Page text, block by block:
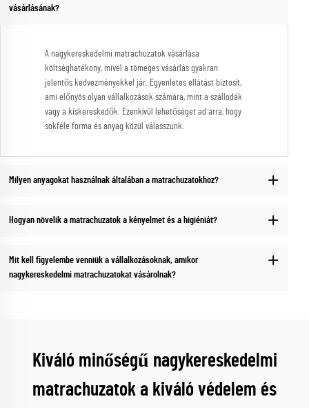
vásárlásának?
A nagykereskedelmi matrachuzatok vásárlása
költséghatékony, mivel a tömeges vásárlás gyakran
jelentős kedvezményekkel jár. Egyenletes ellátást biztosít,
ami előnyös olyan vállalkozások számára, mint a szállodák
vagy a kiskereskedők. Ezenkívül lehetőséget ad arra, hogy
sokféle forma és anyag közül válasszunk.
Milyen anyagokat használnak általában a matrachuzatokhoz?
Hogyan növelik a matrachuzatok a kényelmet és a higiéniát?
Mit kell figyelembe venniük a vállalkozásoknak, amikor
nagykereskedelmi matrachuzatokat vásárolnak?
Kiváló minőségű nagykereskedelmi
matrachuzatok a kiváló védelem és